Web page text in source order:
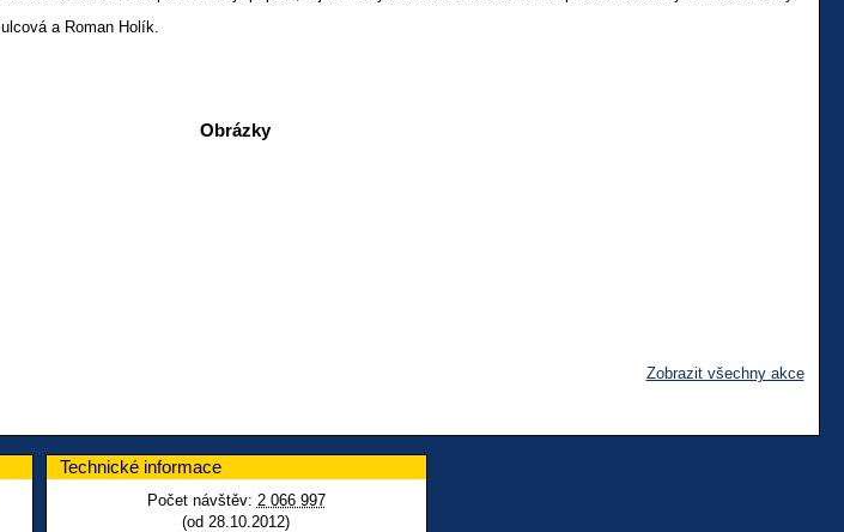
a Roman Holík.
Obrázky
Zobrazit všechny akce
Technické informace
Počet návštěv: 2 066 997
(od 28.10.2012)